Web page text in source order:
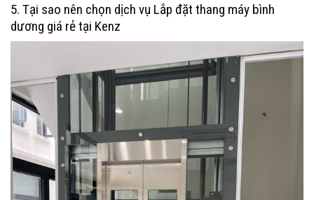
5. Tại sao nên chọn dịch vụ Lắp đặt thang máy bình
dương giá rẻ tại Kenz